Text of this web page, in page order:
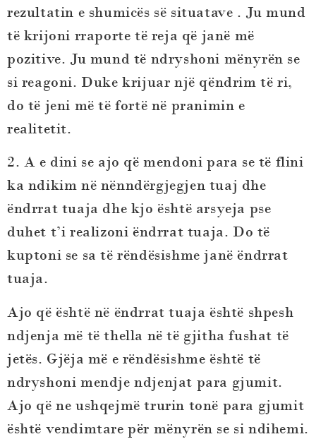
rezultatin e shumicës së situatave . Ju mund
të krijoni rraporte të reja që janë më
pozitive. Ju mund të ndryshoni mënyrën se
si reagoni. Duke krijuar një qëndrim të ri,
do të jeni më të fortë në pranimin e
realitetit.
2. A e dini se ajo që mendoni para se të flini
ka ndikim në nënndërgjegjen tuaj dhe
ëndrrat tuaja dhe kjo është arsyeja pse
duhet t’i realizoni ëndrrat tuaja. Do të
kuptoni se sa të rëndësishme janë ëndrrat
tuaja.
Ajo që është në ëndrrat tuaja është shpesh
ndjenja më të thella në të gjitha fushat të
jetës. Gjëja më e rëndësishme është të
ndryshoni mendje ndjenjat para gjumit.
Ajo që ne ushqejmë trurin tonë para gjumit
është vendimtare për mënyrën se si ndihemi.